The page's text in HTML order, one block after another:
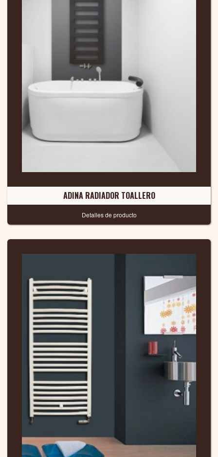
ADINA RADIADOR TOALLERO
Detalles de producto